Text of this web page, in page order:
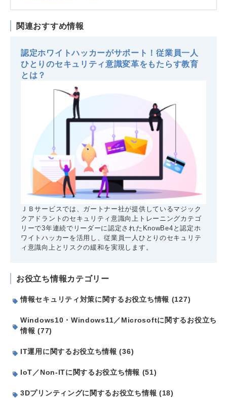
関連おすすめ情報
認定ホワイトハッカーがサポート！従業員一人
ひとりのセキュリティ意識変革をもたらす教育
とは？
ＪＢサービスでは、ガートナー社が提供しているマジック
クアドラントのセキュリティ意識向上トレーニングカテゴ
リーで3年連続でリーダーに認定されたKnowBe4と認定ホ
ワイトハッカーを活用し、従業員一人ひとりのセキュリテ
ィ意識向上とリスクの緩和を実現します。
お役立ち情報カテゴリー
情報セキュリティ対策に関するお役立ち情報 (127)
Windows10・Windows11／Microsoftに関するお役立ち
情報 (77)
IT運用に関するお役立ち情報 (36)
IoT／Non-ITに関するお役立ち情報 (51)
3Dプリンティングに関するお役立ち情報 (18)